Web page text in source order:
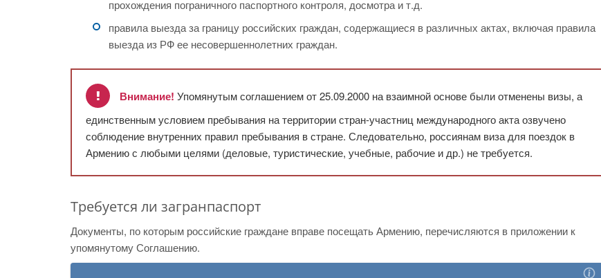
прохождения пограничного паспортного контроля, досмотра и т.д.
правила выезда за границу российских граждан, содержащиеся в различных актах, включая правила
выезда из РФ ее несовершеннолетних граждан.
Внимание! Упомянутым соглашением от 25.09.2000 на взаимной основе были отменены визы, а
единственным условием пребывания на территории стран-участниц международного акта озвучено
соблюдение внутренних правил пребывания в стране. Следовательно, россиянам виза для поездок в
Армению с любыми целями (деловые, туристические, учебные, рабочие и др.) не требуется.
Требуется ли загранпаспорт
Документы, по которым российские граждане вправе посещать Армению, перечисляются в приложении к
упомянутому Соглашению.